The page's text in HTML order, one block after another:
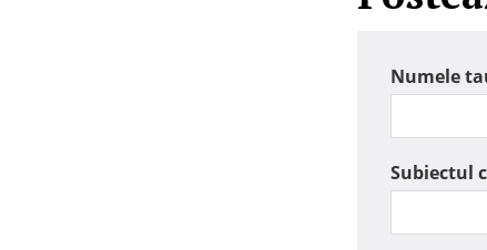
Numele
Subiectul